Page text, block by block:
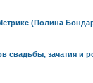
(Полина
свадьбы, зачатия и